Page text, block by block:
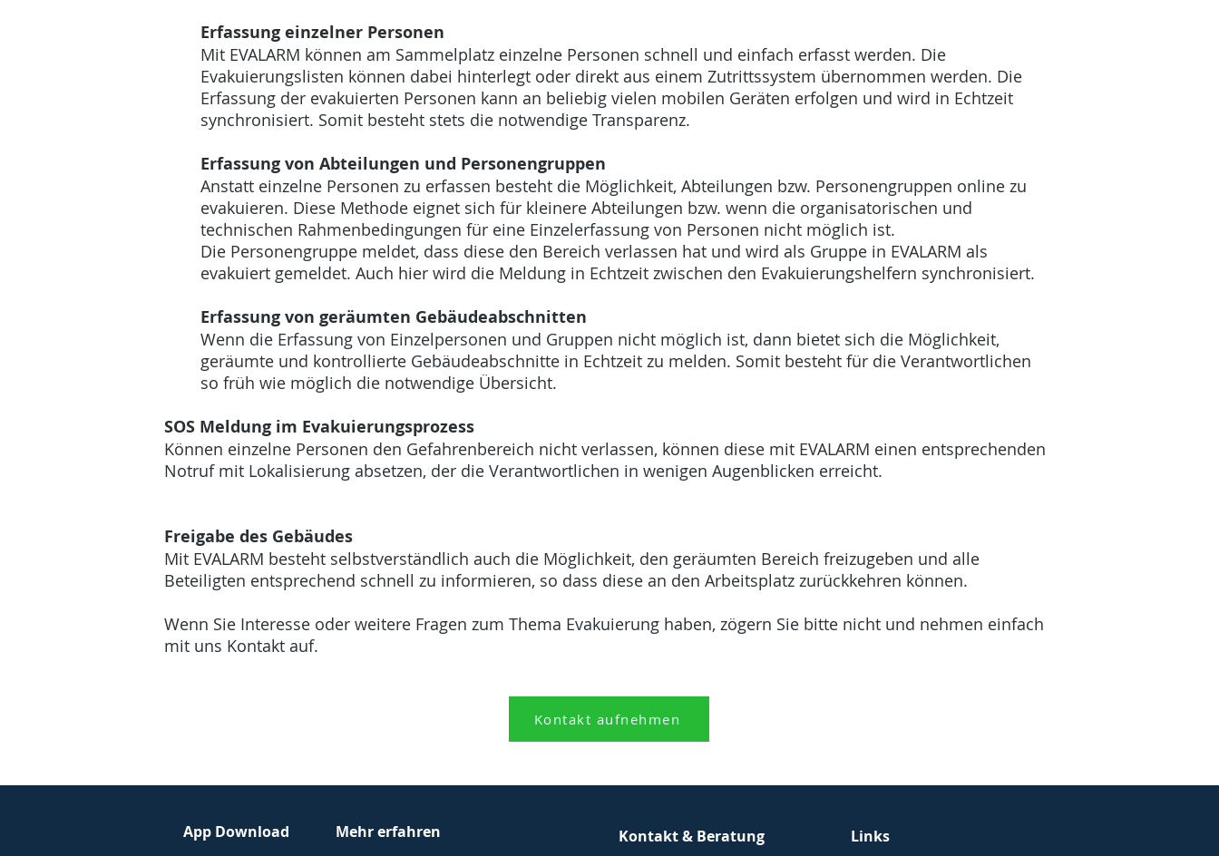
Erfassung einzelner Personen
Mit EVALARM können am Sammelplatz einzelne Personen schnell und einfach erfasst werden. Die
Evakuierungslisten können dabei hinterlegt oder direkt aus einem Zutrittssystem übernommen werden. Die
Erfassung der evakuierten Personen kann an beliebig vielen mobilen Geräten erfolgen und wird in Echtzeit
synchronisiert. Somit besteht stets die notwendige Transparenz.
Erfassung von Abteilungen und Personengruppen
Anstatt einzelne Personen zu erfassen besteht die Möglichkeit, Abteilungen bzw. Personengruppen online zu
evakuieren. Diese Methode eignet sich für kleinere Abteilungen bzw. wenn die organisatorischen und
technischen Rahmenbedingungen für eine Einzelerfassung von Personen nicht möglich ist.
Die Personengruppe meldet, dass diese den Bereich verlassen hat und wird als Gruppe in EVALARM als
evakuiert gemeldet. Auch hier wird die Meldung in Echtzeit zwischen den Evakuierungshelfern synchronisiert.
Erfassung von geräumten Gebäudeabschnitten
Wenn die Erfassung von Einzelpersonen und Gruppen nicht möglich ist, dann bietet sich die Möglichkeit,
geräumte und kontrollierte Gebäudeabschnitte in Echtzeit zu melden. Somit besteht für die Verantwortlichen
so früh wie möglich die notwendige Übersicht.
SOS Meldung im Evakuierungsprozess
Können einzelne Personen den Gefahrenbereich nicht verlassen, können diese mit EVALARM einen entsprechenden
Notruf mit Lokalisierung absetzen, der die Verantwortlichen in wenigen Augenblicken erreicht.
Freigabe des Gebäudes
Mit EVALARM besteht selbstverständlich auch die Möglichkeit, den geräumten Bereich freizugeben und alle
Beteiligten entsprechend schnell zu informieren, so dass diese an den Arbeitsplatz zurückkehren können.
Wenn Sie Interesse oder weitere Fragen zum Thema Evakuierung haben, zögern Sie bitte nicht und nehmen einfach
mit uns Kontakt auf.
Kontakt aufnehmen
App Download Mehr erfahren Kontakt & Beratung Links